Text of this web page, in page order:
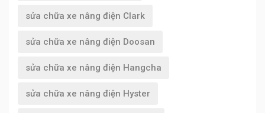
sửa chữa xe nâng điện Clark
sửa chữa xe nâng điện Doosan
sửa chữa xe nâng điện Hangcha
sửa chữa xe nâng điện Hyster